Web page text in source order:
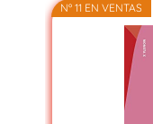
Nº 11 EN VENTAS